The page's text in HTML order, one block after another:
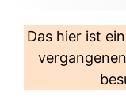
Das hier ist